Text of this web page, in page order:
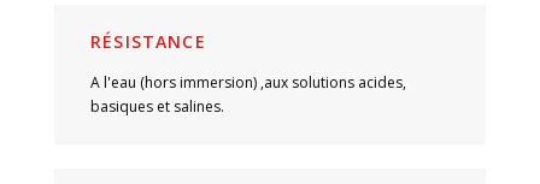
RÉSISTANCE
A l'eau (hors immersion) ,aux solutions acides,
basiques et salines.